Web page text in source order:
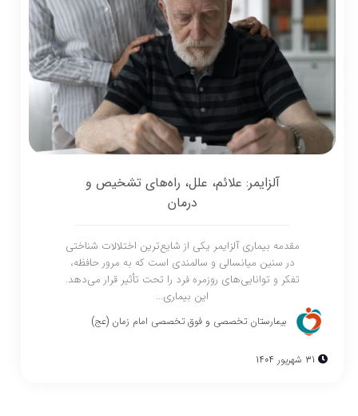
آلزایمر: علائم، علل، راه‌های تشخیص و
درمان
مقدمه بیماری آلزایمر یکی از شایع‌ترین اختلالات شناختی
در سنین میانسالی و سالمندی است که به مرور حافظه،
تفکر و توانایی‌های روزمره فرد را تحت تأثیر قرار می‌دهد.
این بیماری...
بیمارستان تخصصی و فوق تخصصی امام زمان (عج)
31 شهریور 1404